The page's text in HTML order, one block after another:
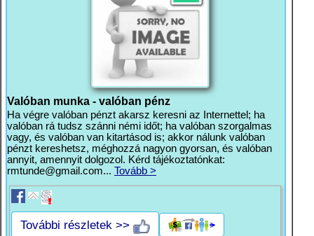
Valóban munka - valóban pénz
Ha végre valóban pénzt akarsz keresni az Internettel; ha
valóban rá tudsz szánni némi időt; ha valóban szorgalmas
vagy, és valóban van kitartásod is; akkor nálunk valóban
pénzt kereshetsz, méghozzá nagyon gyorsan, és valóban
annyit, amennyit dolgozol. Kérd tájékoztatónkat:
rmtunde@gmail.com... Tovább >
További részletek >>